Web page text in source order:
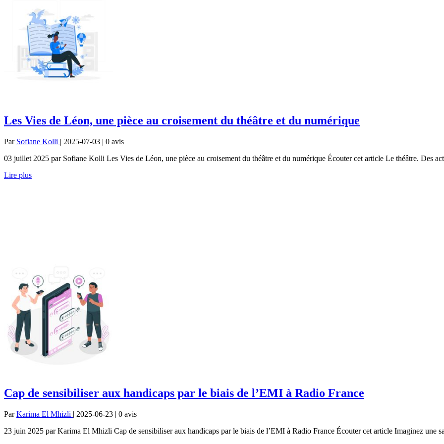
Les Vies de Léon, une pièce au croisement du théâtre et du numérique
Par Sofiane Kolli | 2025-07-03 | 0 avis
03 juillet 2025 par Sofiane Kolli Les Vies de Léon, une pièce au croisement du théâtre et du numérique Écouter cet article Le théâtre. Des
Lire plus
Cap de sensibiliser aux handicaps par le biais de l’EMI à Radio France
ParKarima El Mhizli | 2025-06-23 | 0 avis
23 juin 2025 par Karima El Mhizli Cap de sensibiliser aux handicaps par le biais de l’EMI à Radio France Écouter cet article Imaginez une